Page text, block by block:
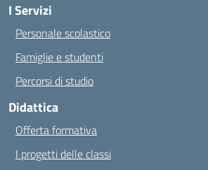
I Servizi
Personale scolastico
Famiglie e studenti
Percorsi di studio
Didattica
Offerta formativa
I progetti delle classi